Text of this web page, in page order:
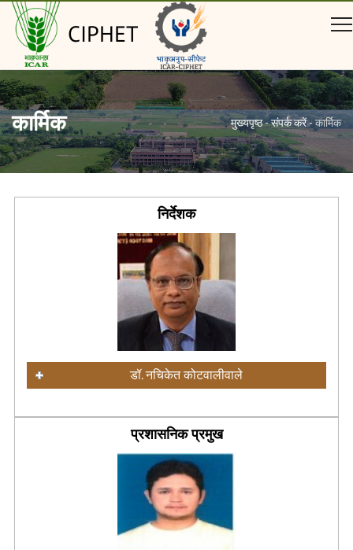
CIPHET
कार्मिक मुख्यपृष्ठ-संपर्क करें- कार्मिक
निर्देशक
डॉ. नचिकेत कोटवालीवाले
प्रशासनिक प्रमुख